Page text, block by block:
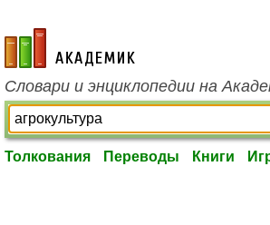
academic.ru
Словари и энциклопедии на
Толкования Переводы Книги